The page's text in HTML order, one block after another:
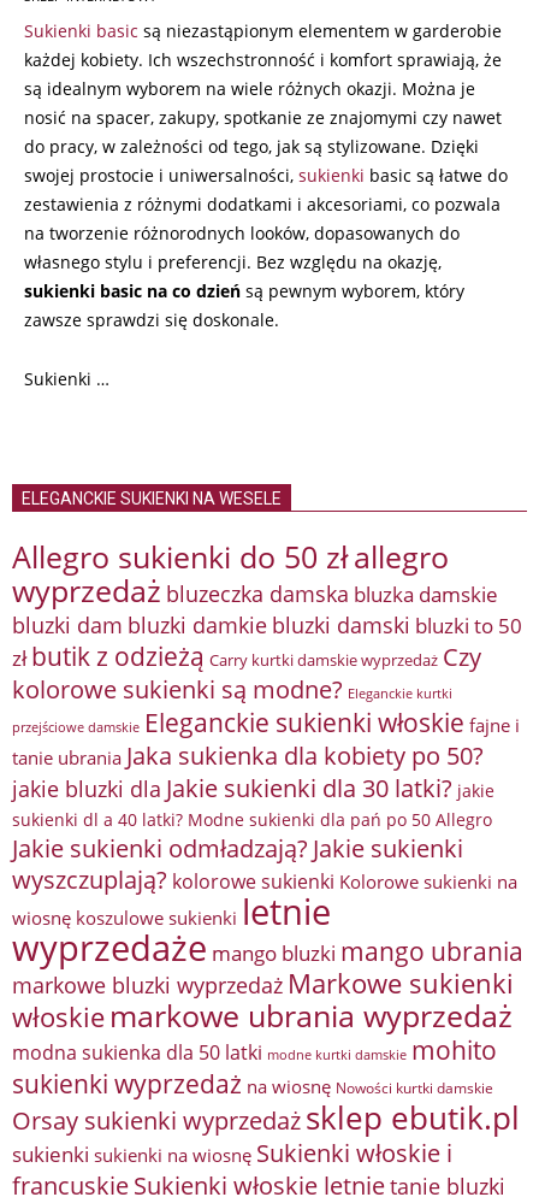
Sukienki basic są niezastąpionym elementem w garderobie
każdej kobiety. Ich wszechstronność i komfort sprawiają, że
są idealnym wyborem na wiele różnych okazji. Można je
nosić na spacer, zakupy, spotkanie ze znajomymi czy nawet
do pracy, w zależności od tego, jak są stylizowane. Dzięki
swojej prostocie i uniwersalności, sukienki basic są łatwe do
zestawienia z różnymi dodatkami i akcesoriami, co pozwala
na tworzenie różnorodnych looków, dopasowanych do
własnego stylu i preferencji. Bez względu na okazję,
sukienki basic na co dzień są pewnym wyborem, który
zawsze sprawdzi się doskonale.
Sukienki …
ELEGANCKIE SUKIENKI NA WESELE
Allegro sukienki do 50 złallegro
wyprzedaż bluzeczka damska bluzka damskie
bluzki dam bluzki damkie bluzki damski bluzki to 50
zł butik z odzieżą Carry kurtki damskie wyprzedaż Czy
kolorowe sukienki są modne? Eleganckie kurtki
przejściowe damskie Eleganckie sukienki włoskie fajne i
tanie ubrania Jaka sukienka dla kobiety po 50?
jakie bluzki dla Jakie sukienki dla 30 latki? jakie
sukienki dl a 40 latki? Modne sukienki dla pań po 50 Allegro
Jakie sukienki odmładzają? Jakie sukienki
wyszczuplają? kolorowe sukienki Kolorowe sukienki na
wiosnę koszulowe sukienki letnie
wyprzedaże mango bluzki mango ubrania
markowe bluzki wyprzedaż Markowe sukienki
włoskie markowe ubrania wyprzedaż
modna sukienka dla 50 latki modne kurtki damskie mohito
sukienki wyprzedaż na wiosnę Nowości kurtki damskie
Orsay sukienki wyprzedażsklep ebutik.pl
sukienki sukienki na wiosnę Sukienki włoskie i
francuskieSukienki włoskie letnietanie bluzki